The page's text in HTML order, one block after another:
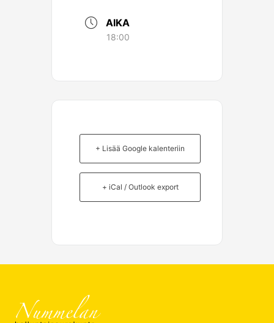
AIKA
18:00
+ Lisää Google kalenteriin
+ iCal / Outlook export